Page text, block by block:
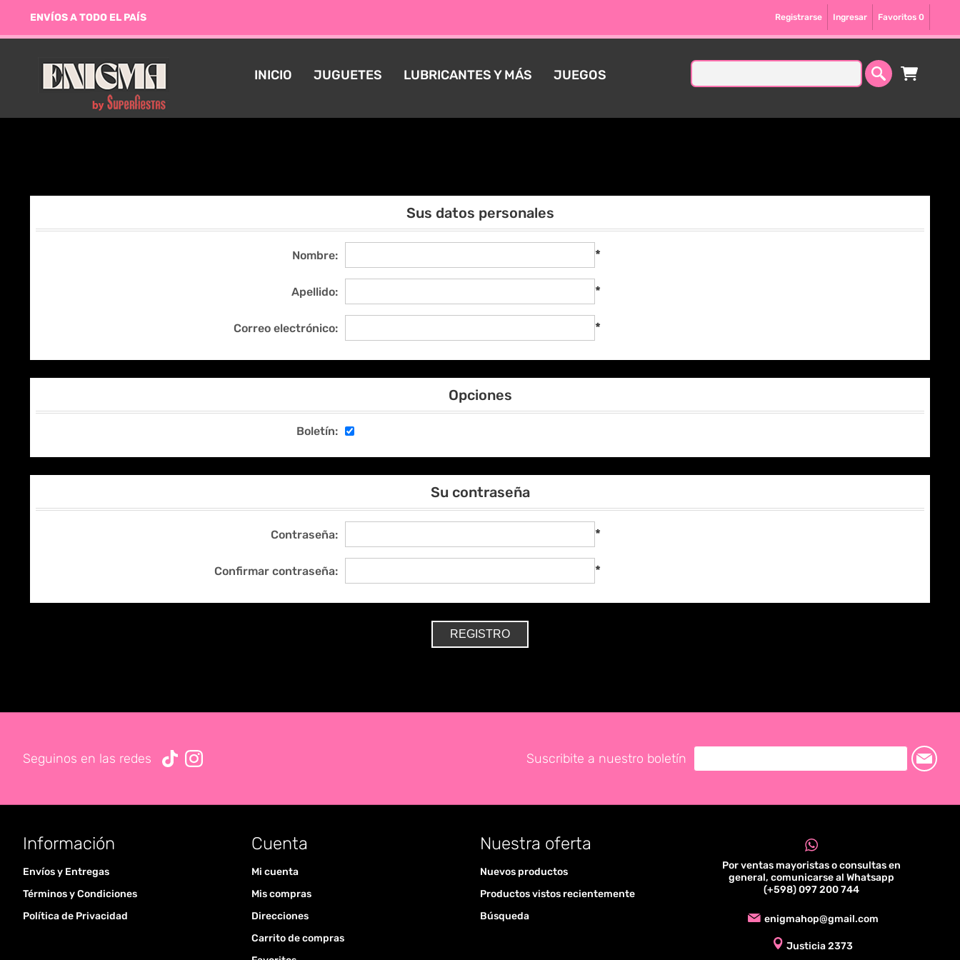
Registrarse Ingresar Favoritos 0
ENVÍOS A TODO EL PAÍS
INICIO JUGUETES LUBRICANTES Y MÁS JUEGOS
Sus datos personales
Nombre: *
Apellido: *
Correo electrónico: *
Opciones
Boletín:
Su contraseña
Contraseña: *
Confirmar contraseña: *
Seguinos en las redes Suscribite a nuestro boletín
Información
Envíos y Entregas
Términos y Condiciones
Política de Privacidad
Cuenta
Mi cuenta
Mis compras
Direcciones
Carrito de compras
Nuestra oferta
Nuevos productos
Productos vistos recientemente
Búsqueda
Por ventas mayoristas o consultas en
general, comunicarse al Whatsapp
(+598) 097 200 744
enigmahop@gmail.com
Justicia 2373